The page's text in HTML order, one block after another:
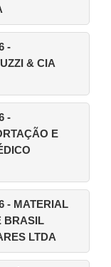
-
& CIA
-
E
- MATERIAL
BRASIL
LTDA